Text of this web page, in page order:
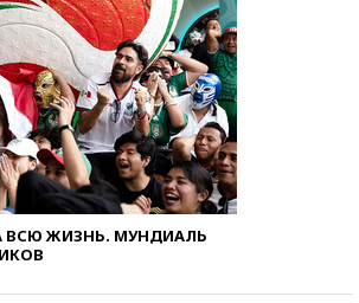
ЖИЗНЬ. МУНДИАЛЬ